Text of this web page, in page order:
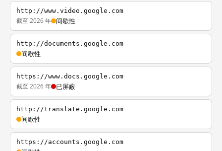
http://www.video.google.com
截至 2026 年 间歇性
http://documents.google.com
间歇性
https://www.docs.google.com
截至 2026 年 已屏蔽
http://translate.google.com
间歇性
https://accounts.google.com